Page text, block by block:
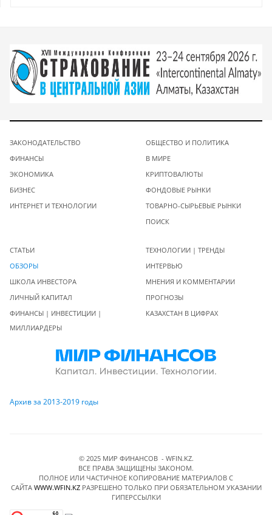
ЗАКОНОДАТЕЛЬСТВО
ФИНАНСЫ
ЭКОНОМИКА
БИЗНЕС
ИНТЕРНЕТ И ТЕХНОЛОГИИ
ОБЩЕСТВО И ПОЛИТИКА
В МИРЕ
КРИПТОВАЛЮТЫ
ФОНДОВЫЕ РЫНКИ
ТОВАРНО-СЫРЬЕВЫЕ РЫНКИ
ПОИСК
СТАТЬИ
ОБЗОРЫ
ШКОЛА ИНВЕСТОРА
ЛИЧНЫЙ КАПИТАЛ
ФИНАНСЫ | ИНВЕСТИЦИИ |
МИЛЛИАРДЕРЫ
ТЕХНОЛОГИИ | ТРЕНДЫ
ИНТЕРВЬЮ
МНЕНИЯ И КОММЕНТАРИИ
ПРОГНОЗЫ
КАЗАХСТАН В ЦИФРАХ
Архив за 2013-2019 годы
© 2025 МИР ФИНАНСОВ - WFIN.KZ.
ВСЕ ПРАВА ЗАЩИЩЕНЫ ЗАКОНОМ.
ПОЛНОЕ ИЛИ ЧАСТИЧНОЕ КОПИРОВАНИЕ МАТЕРИАЛОВ C
САЙТА WWW.WFIN.KZРАЗРЕШЕНО ТОЛЬКО ПРИ ОБЯЗАТЕЛЬНОМ УКАЗАНИИ
ГИПЕРССЫЛКИ